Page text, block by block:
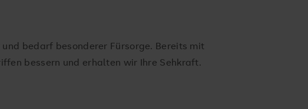
bedarf besonderer Fürsorge. Bereits mit
bessern und erhalten wir Ihre Sehkraft.